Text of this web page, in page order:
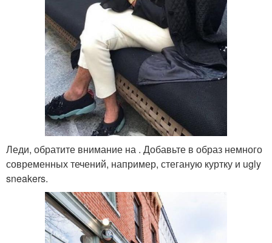
Леди, обратите внимание на . Добавьте в образ немного
современных течений, например, стеганую куртку и ugly
sneakers.